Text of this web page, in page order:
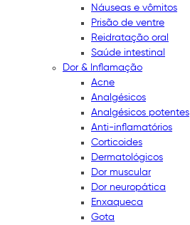
Náuseas e vômitos
Prisão de ventre
Reidratação oral
Saúde intestinal
Dor & Inflamação
Acne
Analgésicos
Analgésicos potentes
Anti-inflamatórios
Corticoides
Dermatológicos
Dor muscular
Dor neuropática
Enxaqueca
Gota